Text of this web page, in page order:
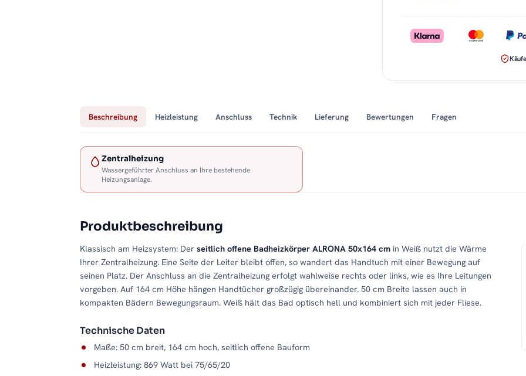
Beschreibung Heizleistung Anschluss Technik Lieferung Bewertungen Fragen
Zentralheizung
Wassergeführter Anschluss an Ihre bestehende
Heizungsanlage.
Produktbeschreibung
Klassisch am Heizsystem: Der seitlich offene Badheizkörper ALRONA 50x164 cm in Weiß nutzt die Wärme
Ihrer Zentralheizung. Eine Seite der Leiter bleibt offen, so wandert das Handtuch mit einer Bewegung auf
seinen Platz. Der Anschluss an die Zentralheizung erfolgt wahlweise rechts oder links, wie es Ihre Leitungen
vorgeben. Auf 164 cm Höhe hängen Handtücher großzügig übereinander. 50 cm Breite lassen auch in
kompakten Bädern Bewegungsraum. Weiß hält das Bad optisch hell und kombiniert sich mit jeder Fliese.
Technische Daten
Maße: 50 cm breit, 164 cm hoch, seitlich offene Bauform
Heizleistung: 869 Watt bei 75/65/20